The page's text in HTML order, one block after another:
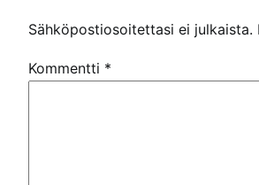
Sähköpostiosoitettasi ei julkaista.
Kommentti *